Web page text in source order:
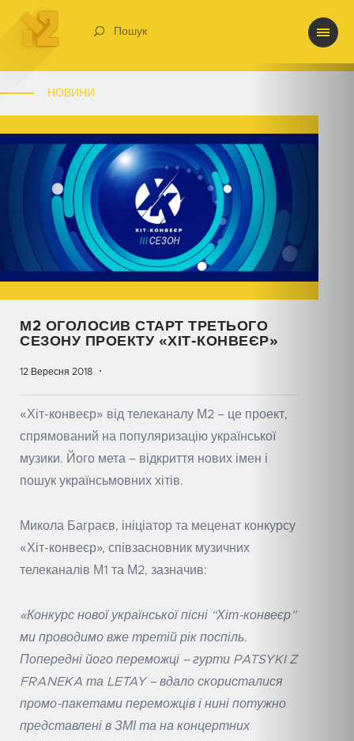
Пошук
НОВИНИ
М2 ОГОЛОСИВ СТАРТ ТРЕТЬОГО
СЕЗОНУ ПРОЕКТУ «ХІТ-КОНВЕЄР»
12 Вересня 2018
«Хіт-конвеєр» від телеканалу М2 – це проект,
спрямований на популяризацію української
музики. Його мета – відкриття нових імен і
пошук українсьмовних хітів.
Микола Баграєв, ініціатор та меценат конкурсу
«Хіт-конвеєр», співзасновник музичних
телеканалів М1 та М2, зазначив:
«Конкурс нової української пісні “Хіт-конвеєр”
ми проводимо вже третій рік поспіль.
Попередні його переможці – гурти PATSYKI Z
FRANEKA та LETAY – вдало скористалися
промо-пакетами переможців і нині потужно
представлені в ЗМІ та на концертних